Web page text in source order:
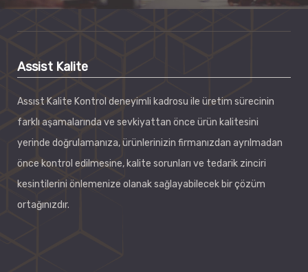
Assist Kalite
Assıst Kalite Kontrol deneyimli kadrosu ile üretim sürecinin
farklı aşamalarında ve sevkiyattan önce ürün kalitesini
yerinde doğrulamanıza, ürünlerinizin firmanızdan ayrılmadan
önce kontrol edilmesine, kalite sorunları ve tedarik zinciri
kesintilerini önlemenize olanak sağlayabilecek bir çözüm
ortağınızdır.